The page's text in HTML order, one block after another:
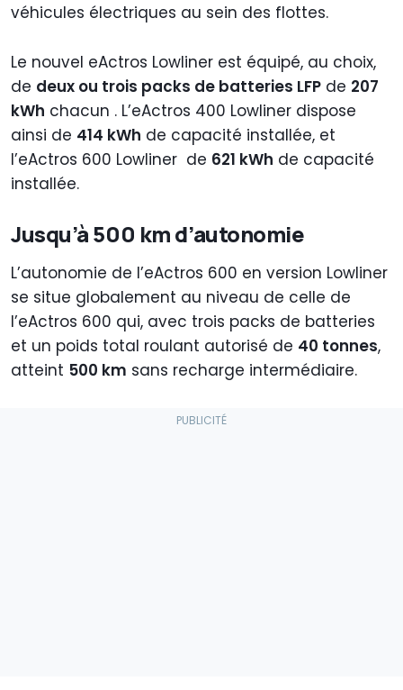
véhicules électriques au sein des flottes.
Le nouvel eActros Lowliner est équipé, au choix,
de deux ou trois packs de batteries LFP de 207
kWh chacun . L’eActros 400 Lowliner dispose
ainsi de 414 kWh de capacité installée, et
l’eActros 600 Lowliner de 621 kWh de capacité
installée.
Jusqu’à 500 km d’autonomie
L’autonomie de l’eActros 600 en version Lowliner
se situe globalement au niveau de celle de
l’eActros 600 qui, avec trois packs de batteries
et un poids total roulant autorisé de 40 tonnes,
atteint 500 km sans recharge intermédiaire.